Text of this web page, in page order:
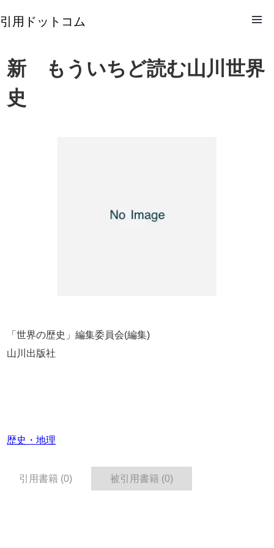
引用ドットコム
新 もういちど読む山川世界
史
「世界の歴史」編集委員会(編集)
山川出版社
歴史・地理
引用書籍 (0) 被引用書籍 (0)